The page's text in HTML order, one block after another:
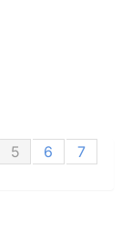
5 6
7